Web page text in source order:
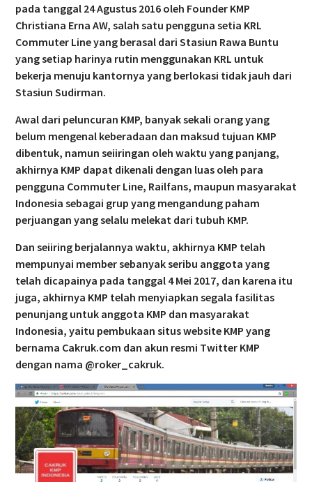
pada tanggal 24 Agustus 2016 oleh Founder KMP
Christiana Erna AW, salah satu pengguna setia KRL
Commuter Line yang berasal dari Stasiun Rawa Buntu
yang setiap harinya rutin menggunakan KRL untuk
bekerja menuju kantornya yang berlokasi tidak jauh dari
Stasiun Sudirman.
Awal dari peluncuran KMP, banyak sekali orang yang
belum mengenal keberadaan dan maksud tujuan KMP
dibentuk, namun seiiringan oleh waktu yang panjang,
akhirnya KMP dapat dikenali dengan luas oleh para
pengguna Commuter Line, Railfans, maupun masyarakat
Indonesia sebagai grup yang mengandung paham
perjuangan yang selalu melekat dari tubuh KMP.
Dan seiiring berjalannya waktu, akhirnya KMP telah
mempunyai member sebanyak seribu anggota yang
telah dicapainya pada tanggal 4 Mei 2017, dan karena itu
juga, akhirnya KMP telah menyiapkan segala fasilitas
penunjang untuk anggota KMP dan masyarakat
Indonesia, yaitu pembukaan situs website KMP yang
bernama Cakruk.com dan akun resmi Twitter KMP
dengan nama @roker_cakruk.